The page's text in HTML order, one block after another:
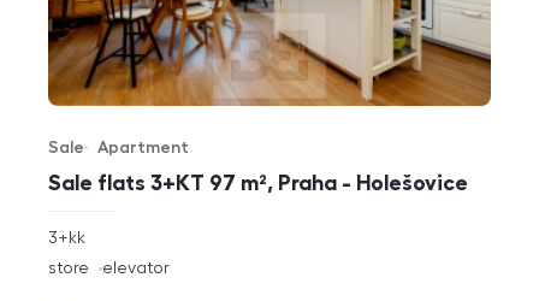
Sale flats 3+KT 97 m², Praha - Holešovice
Offer type
Sale
Property type
Apartment
rozměry
3+kk
funkce
store elevator